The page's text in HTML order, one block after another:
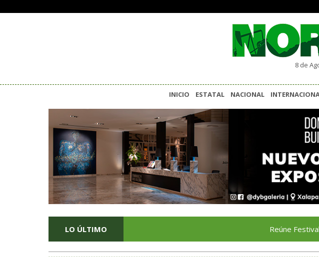
8 de
INICIO ESTATAL NACIONAL
LO ÚLTIMO Reúne Festival del Mar